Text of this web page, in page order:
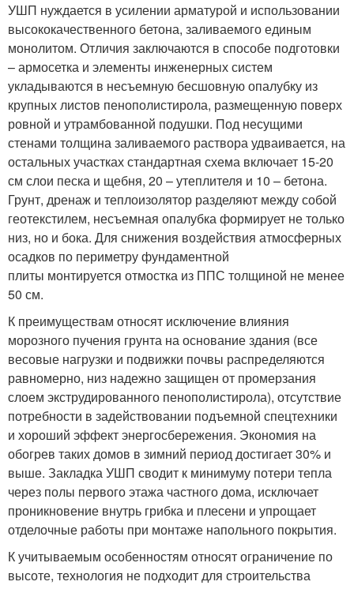
УШП нуждается в усилении арматурой и использовании
высококачественного бетона, заливаемого единым
монолитом. Отличия заключаются в способе подготовки
– армосетка и элементы инженерных систем
укладываются в несъемную бесшовную опалубку из
крупных листов пенополистирола, размещенную поверх
ровной и утрамбованной подушки. Под несущими
стенами толщина заливаемого раствора удваивается, на
остальных участках стандартная схема включает 15-20
см слои песка и щебня, 20 – утеплителя и 10 – бетона.
Грунт, дренаж и теплоизолятор разделяют между собой
геотекстилем, несъемная опалубка формирует не только
низ, но и бока. Для снижения воздействия атмосферных
осадков по периметру фундаментной
плиты монтируется отмостка из ППС толщиной не менее
50 см.
К преимуществам относят исключение влияния
морозного пучения грунта на основание здания (все
весовые нагрузки и подвижки почвы распределяются
равномерно, низ надежно защищен от промерзания
слоем экструдированного пенополистирола), отсутствие
потребности в задействовании подъемной спецтехники
и хороший эффект энергосбережения. Экономия на
обогрев таких домов в зимний период достигает 30% и
выше. Закладка УШП сводит к минимуму потери тепла
через полы первого этажа частного дома, исключает
проникновение внутрь грибка и плесени и упрощает
отделочные работы при монтаже напольного покрытия.
К учитываемым особенностям относят ограничение по
высоте, технология не подходит для строительства